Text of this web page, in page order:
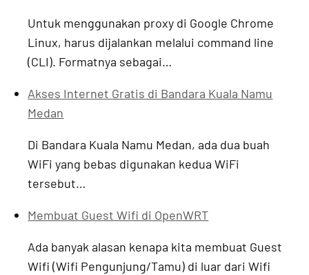
Untuk menggunakan proxy di Google Chrome
Linux, harus dijalankan melalui command line
(CLI). Formatnya sebagai…
Akses Internet Gratis di Bandara Kuala Namu
Medan
Di Bandara Kuala Namu Medan, ada dua buah
WiFi yang bebas digunakan kedua WiFi
tersebut…
Membuat Guest Wifi di OpenWRT
Ada banyak alasan kenapa kita membuat Guest
Wifi (Wifi Pengunjung/Tamu) di luar dari Wifi